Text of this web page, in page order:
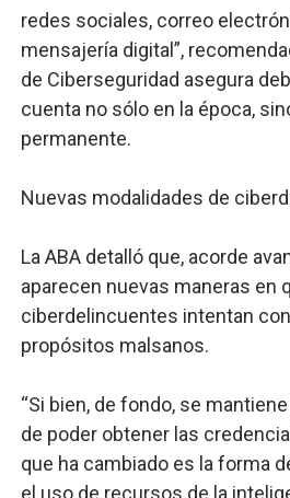
redes sociales, correo
mensajería digital”,
de Ciberseguridad asegura
cuenta no sólo en la época,
permanente.
Nuevas modalidades de
La ABA detalló que, acorde
aparecen nuevas maneras en
ciberdelincuentes intentan
propósitos malsanos.
“Si bien, de fondo, se
de poder obtener las
que ha cambiado es la forma
el uso de recursos de la